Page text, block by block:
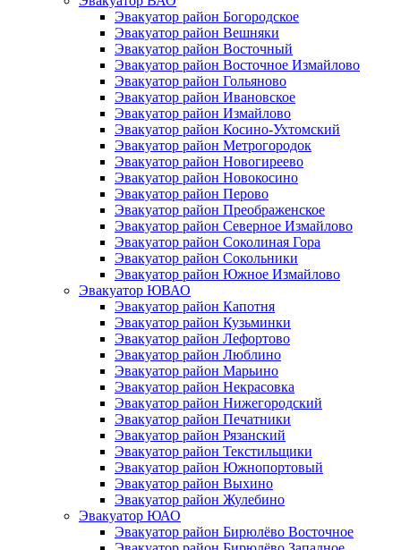
Эвакуатор район Богородское
Эвакуатор район Вешняки
Эвакуатор район Восточный
Эвакуатор район Восточное Измайлово
Эвакуатор район Гольяново
Эвакуатор район Ивановское
Эвакуатор район Измайлово
Эвакуатор район Косино-Ухтомский
Эвакуатор район Метрогородок
Эвакуатор район Новогиреево
Эвакуатор район Новокосино
Эвакуатор район Перово
Эвакуатор район Преображенское
Эвакуатор район Северное Измайлово
Эвакуатор район Соколиная Гора
Эвакуатор район Сокольники
Эвакуатор район Южное Измайлово
Эвакуатор ЮВАО
Эвакуатор район Капотня
Эвакуатор район Кузьминки
Эвакуатор район Лефортово
Эвакуатор район Люблино
Эвакуатор район Марьино
Эвакуатор район Некрасовка
Эвакуатор район Нижегородский
Эвакуатор район Печатники
Эвакуатор район Рязанский
Эвакуатор район Текстильщики
Эвакуатор район Южнопортовый
Эвакуатор район Выхино
Эвакуатор район Жулебино
Эвакуатор ЮАО
Эвакуатор район Бирюлёво Восточное